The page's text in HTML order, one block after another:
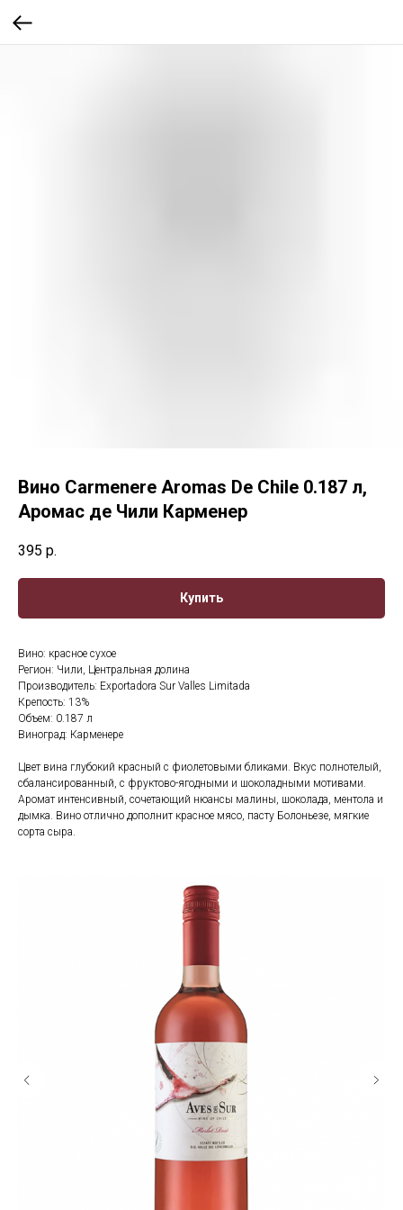
Вино Carmenere Aromas De Chile 0.187 л,
Аромас де Чили Карменер
395 р.
Купить
Вино: красное сухое
Регион: Чили, Центральная долина
Производитель: Exportadora Sur Valles Limitada
Крепость: 13%
Объем: 0.187 л
Виноград: Карменере
Цвет вина глубокий красный с фиолетовыми бликами. Вкус полнотелый,
сбалансированный, с фруктово-ягодными и шоколадными мотивами.
Аромат интенсивный, сочетающий нюансы малины, шоколада, ментола и
дымка. Вино отлично дополнит красное мясо, пасту Болоньезе, мягкие
сорта сыра.